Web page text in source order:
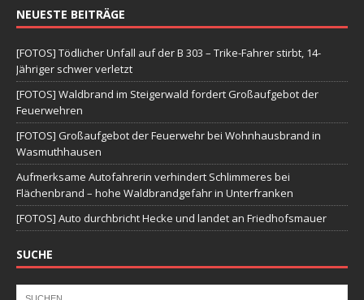
NEUESTE BEITRÄGE
[FOTOS] Tödlicher Unfall auf der B 303 – Trike-Fahrer stirbt, 14-
Jähriger schwer verletzt
[FOTOS] Waldbrand im Steigerwald fordert Großaufgebot der
Feuerwehren
[FOTOS] Großaufgebot der Feuerwehr bei Wohnhausbrand in
Wasmuthhausen
Aufmerksame Autofahrerin verhindert Schlimmeres bei
Flächenbrand – hohe Waldbrandgefahr in Unterfranken
[FOTOS] Auto durchbricht Hecke und landet an Friedhofsmauer
SUCHE